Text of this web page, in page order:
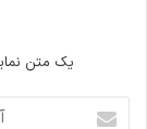
یک متن